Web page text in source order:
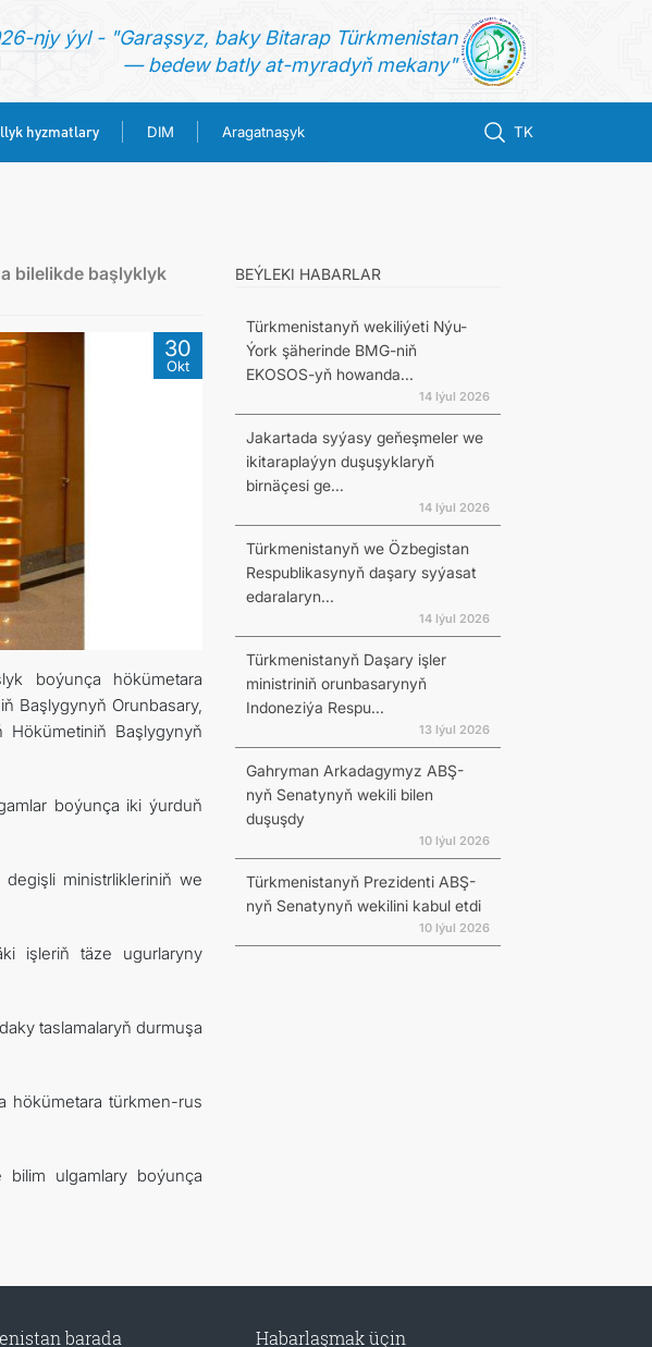
njy ýyl - "Garaşsyz, baky Bitarap Türkmenistan
— bedew batly at-myradyň mekany"
hyzmatlary DIM Aragatnaşyk TK
bilelikde başlyklyk
30
Okt
boýunça hökümetara
Başlygynyň Orunbasary,
Hökümetiniň Başlygynyň
boýunça iki ýurduň
ministrlikleriniň we
işleriň täze ugurlaryny
taslamalaryň durmuşa
hökümetara türkmen-rus
bilim ulgamlary boýunça
BEÝLEKI HABARLAR
Türkmenistanyň wekiliýeti Nýu-
Ýork şäherinde BMG-niň
EKOSOS-yň howanda...
14 Iýul 2026
Jakartada syýasy geňeşmeler we
ikitaraplaýyn duşuşyklaryň
birnäçesi ge...
14 Iýul 2026
Türkmenistanyň we Özbegistan
Respublikasynyň daşary syýasat
edaralaryn...
14 Iýul 2026
Türkmenistanyň Daşary işler
ministriniň orunbasarynyň
Indoneziýa Respu...
13 Iýul 2026
Gahryman Arkadagymyz ABŞ-
nyň Senatynyň wekili bilen
duşuşdy
10 Iýul 2026
Türkmenistanyň Prezidenti ABŞ-
nyň Senatynyň wekilini kabul etdi
10 Iýul 2026
barada Habarlaşmak üçin